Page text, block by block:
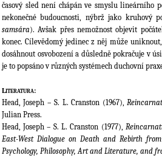
časový sled není chápán ve smyslu lineárního
nekonečné budoucnosti, nýbrž jako kruhový
samsára). Avšak přes nemožnost objevit
konec. Cílevědomý jedinec z něj může
dosáhnout osvobození a důsledně pokračuje v
je to popsáno v různých systémech duchovní
Literatura:
Head, Joseph – S. L. Cranston (1967),
Julian Press.
Head, Joseph – S. L. Cranston (1977),
East-West Dialogue on Death and Rebirth
Psychology, Philosophy, Art and Literature, and